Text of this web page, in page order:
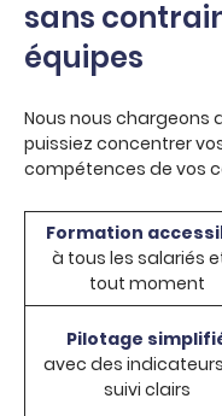
sans
équipes
Nous nous chargeons
puissiez concentrer
compétences de vos
Formation
à tous les salariés
tout moment
Pilotage
avec des indicateurs
suivi clairs